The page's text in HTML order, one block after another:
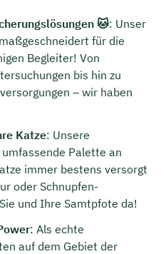
🐱: Unser
für die
Begleiter! Von
bis hin zu
– wir haben
Katze: Unsere
Palette an
immer bestens versorgt
oder Schnupfen-
und Ihre Samtpfote da!
: Als echte
auf dem Gebiet der